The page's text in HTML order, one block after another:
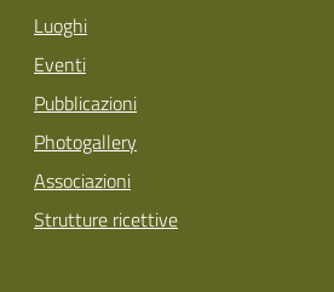
Luoghi
Eventi
Pubblicazioni
Photogallery
Associazioni
Strutture ricettive